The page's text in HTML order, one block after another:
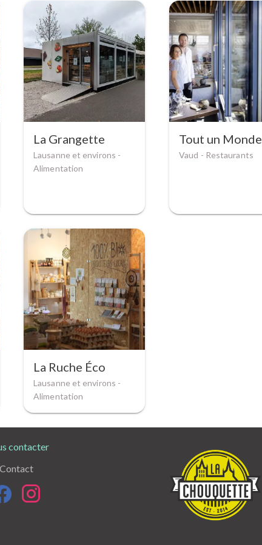
La Grangette
Lausanne et environs -
Alimentation
Tout un Monde
Vaud - Restaurants
La Ruche Éco
Lausanne et environs -
Alimentation
contacter
Contact